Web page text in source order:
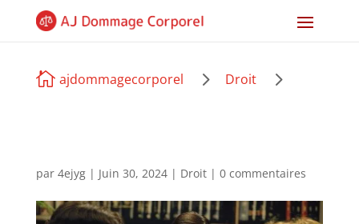
 ajdommagecorporel 5 Droit 5
par 4ejyg| Juin 30, 2024| Droit| 0 commentaires